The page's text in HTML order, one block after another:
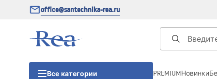
office@santechnika-rea.ru
Все категории PREMIUMНовинки